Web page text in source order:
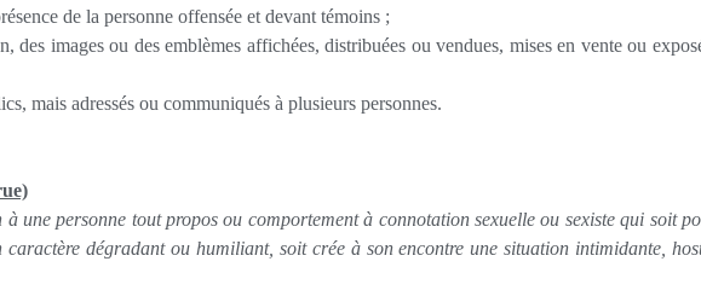
de la personne offensée et devant témoins ;
des images ou des emblèmes affichées, distribuées ou vendues, mises en vente ou
mais adressés ou communiqués à plusieurs personnes.
à une personne tout propos ou comportement à connotation sexuelle ou sexiste qui soit
dégradant ou humiliant, soit crée à son encontre une situation intimidante,